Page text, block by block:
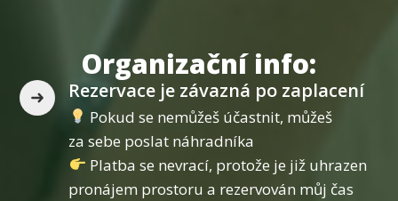
Organizační info:
Rezervace je závazná po zaplacení
Pokud se nemůžeš účastnit, můžeš
za sebe poslat náhradníka
Platba se nevrací, protože je již uhrazen
pronájem prostoru a rezervován můj čas